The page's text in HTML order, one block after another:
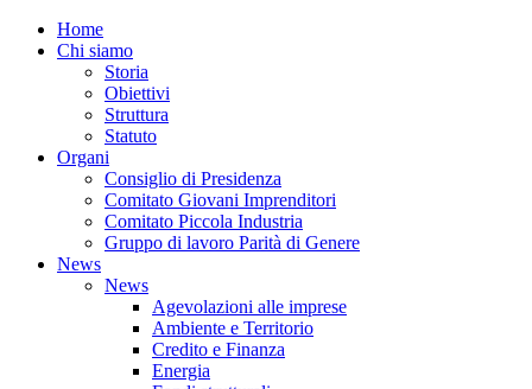
Home
Chi siamo
Storia
Obiettivi
Struttura
Statuto
Organi
Consiglio di Presidenza
Comitato Giovani Imprenditori
Comitato Piccola Industria
Gruppo di lavoro Parità di Genere
News
News
Agevolazioni alle imprese
Ambiente e Territorio
Credito e Finanza
Energia